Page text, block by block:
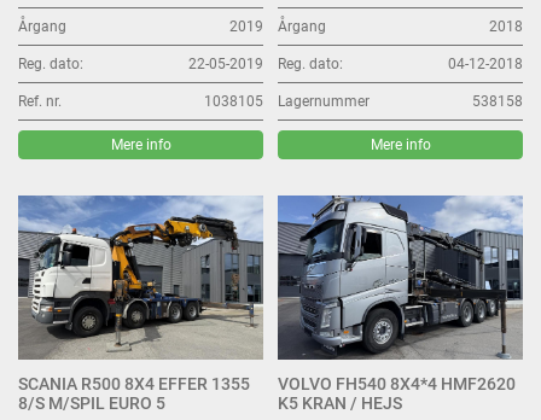
Årgang 2019
Reg. dato: 22-05-2019
Ref. nr. 1038105
Mere info
Årgang 2018
Reg. dato: 04-12-2018
Lagernummer 538158
Mere info
SCANIA R500 8X4 EFFER 1355
8/S M/SPIL EURO 5
VOLVO FH540 8X4*4 HMF2620
K5 KRAN / HEJS